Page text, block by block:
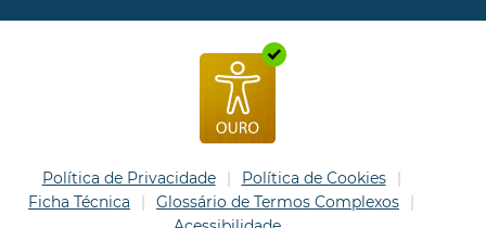
Política de Privacidade
Política de Cookies
Ficha Técnica
Glossário de Termos Complexos